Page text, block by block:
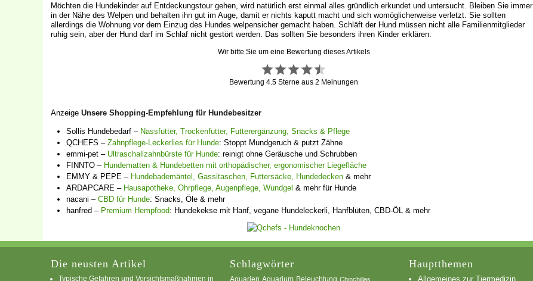
Möchten die Hundekinder auf Entdeckungstour gehen, wird natürlich erst einmal alles gründlich erkundet und untersucht. Bleiben Sie immer
in der Nähe des Welpen und behalten ihn gut im Auge, damit er nichts kaputt macht und sich womöglicherweise verletzt. Sie sollten
allerdings die Wohnung vor dem Einzug des Hundes welpensicher gemacht haben. Schläft der Hund müssen nicht alle Familienmitglieder
ruhig sein, aber der Hund darf im Schlaf nicht gestört werden. Das sollten Sie besonders ihren Kinder erklären.
Wir bitte Sie um eine Bewertung dieses Artikels
Bewertung 4.5 Sterne aus 2 Meinungen
Anzeige Unsere Shopping-Empfehlung für Hundebesitzer
Sollis Hundebedarf – Nassfutter, Trockenfutter, Futterergänzung, Snacks & Pflege
QCHEFS – Zahnpflege-Leckerlies für Hunde: Stoppt Mundgeruch & putzt Zähne
emmi-pet – Ultraschallzahnbürste für Hunde: reinigt ohne Geräusche und Schrubben
FINNTO – Hundematten & Hundebetten mit orthopädischer, ergonomischer Liegefläche
EMMY & PEPE – Hundebademäntel, Gassitaschen, Futtersäcke, Hundedecken & mehr
ARDAPCARE – Hausapotheke, Ohrpflege, Augenpflege, Wundgel & mehr für Hunde
nacani – CBD für Hunde: Snacks, Öle & mehr
hanfred – Premium Hempfood: Hundekekse mit Hanf, vegane Hundeleckerli, Hanfblüten, CBD-ÖL & mehr
Die neusten Artikel
Typische Gefahren und Vorsichtsmaßnahmen in
Schlagwörter
Aquarien Aquarium Beleuchtung Chinchillas
Hauptthemen
Allgemeines zur Tiermedizin